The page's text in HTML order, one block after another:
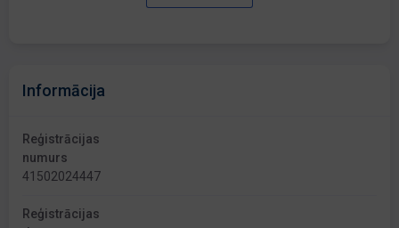
Informācija
Reģistrācijas
numurs
41502024447
Reģistrācijas